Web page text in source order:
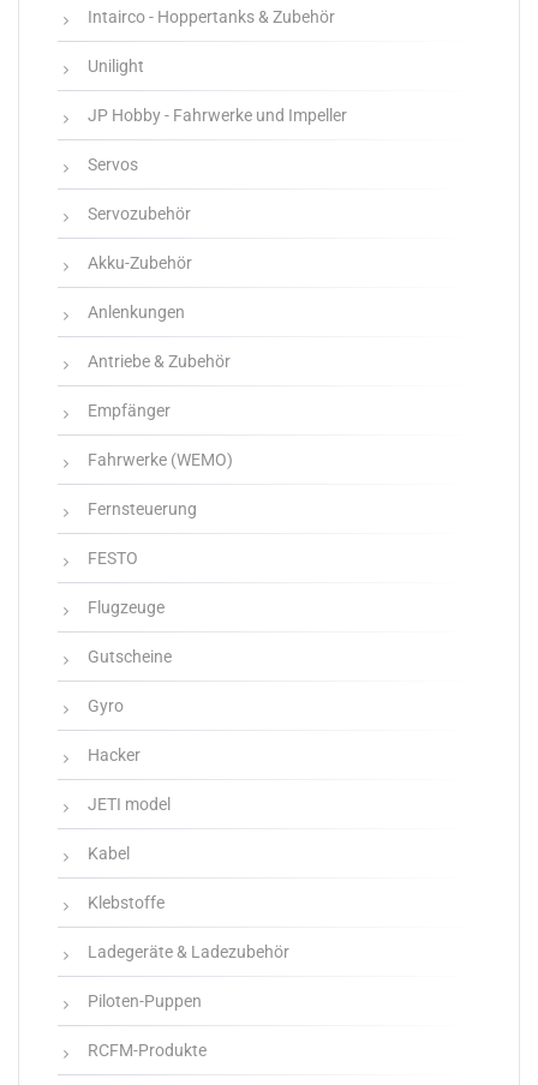
Intairco - Hoppertanks & Zubehör
Unilight
JP Hobby - Fahrwerke und Impeller
Servos
Servozubehör
Akku-Zubehör
Anlenkungen
Antriebe & Zubehör
Empfänger
Fahrwerke (WEMO)
Fernsteuerung
FESTO
Flugzeuge
Gutscheine
Gyro
Hacker
JETI model
Kabel
Klebstoffe
Ladegeräte & Ladezubehör
Piloten-Puppen
RCFM-Produkte